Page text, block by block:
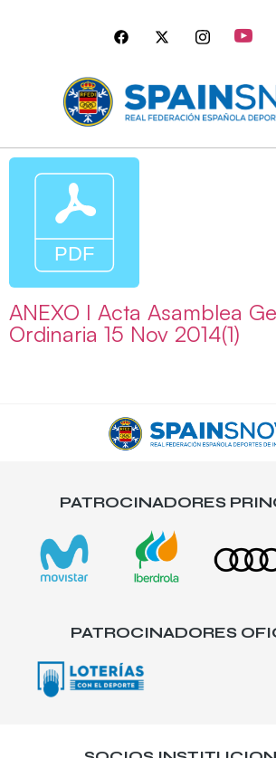
ANEXO I Acta Asamblea
Ordinaria 15 Nov 2014(1)
PATROCINADORES
PATROCINADORES